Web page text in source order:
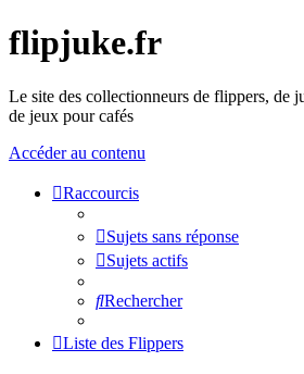
flipjuke.fr
Le site des collectionneurs de flippers, de
de jeux pour cafés
Accéder au contenu
Raccourcis
Sujets sans réponse
Sujets actifs
Rechercher
Liste des Flippers